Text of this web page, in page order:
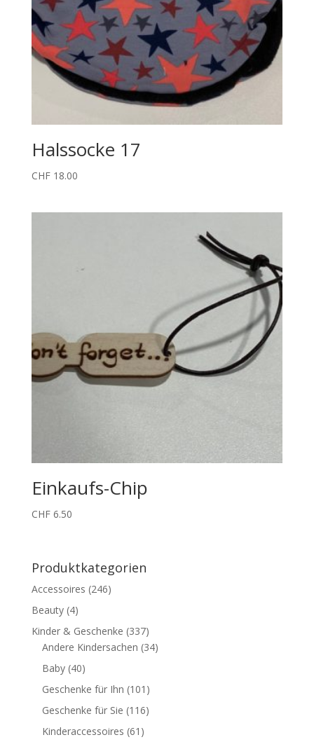
Halssocke 17
CHF18.00
Einkaufs-Chip
CHF6.50
Produktkategorien
Accessoires (246)
Beauty (4)
Kinder & Geschenke (337)
Andere Kindersachen (34)
Baby (40)
Geschenke für Ihn (101)
Geschenke für Sie (116)
Kinderaccessoires (61)